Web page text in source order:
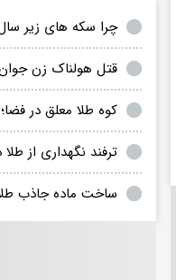
چرا سکه های زیر سال 86 ارزان تر
قتل هولناک زن
کوه طلا معلق در
ترفند نگهداری از طلا
ساخت ماده جاذب